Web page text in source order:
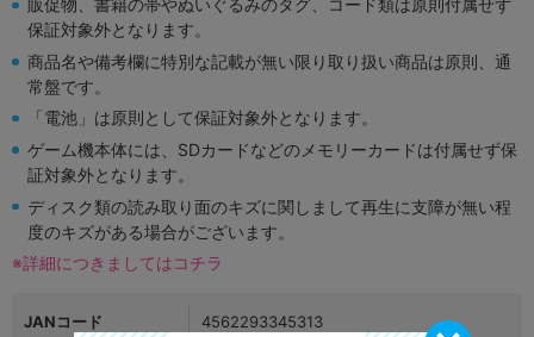
販促物、書籍の帯やぬいぐるみのタグ、コード類は原則付属せず
保証対象外となります。
商品名や備考欄に特別な記載が無い限り取り扱い商品は原則、通
常盤です。
「電池」は原則として保証対象外となります。
ゲーム機本体には、SDカードなどのメモリーカードは付属せず保
証対象外となります。
ディスク類の読み取り面のキズに関しまして再生に支障が無い程
度のキズがある場合がございます。
※詳細につきましてはコチラ
JANコード 4562293345313